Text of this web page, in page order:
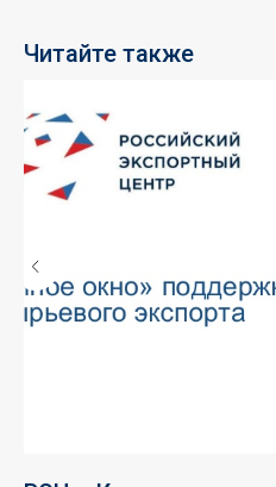
Читайте также